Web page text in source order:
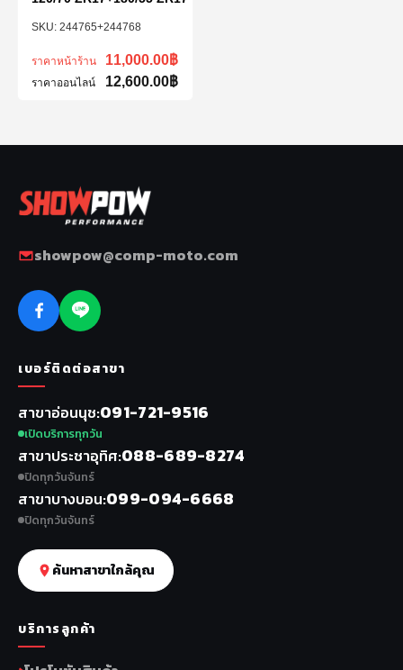
244765+244768
ราคาหน้าร้าน 11,000.00฿
ราคาออนไลน์ 12,600.00฿
showpow@comp-moto.com
เบอร์ติดต่อสาขา
สาขาอ่อนนุช 091-721-9516
เปิดบริการทุกวัน
สาขาประชาอุทิศ 088-689-8274
ปิดทุกวันจันทร์
สาขาบางบอน 099-094-6668
ปิดทุกวันจันทร์
ค้นหาสาขาใกล้คุณ
บริการลูกค้า